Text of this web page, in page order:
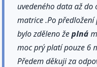
uvedeného data až do
matrice .Po
bylo zděleno žeplná
moc prý platí pouze 6
Předem děkuji za